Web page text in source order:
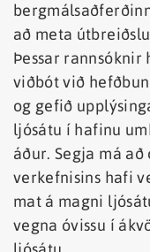
að meta
Þessar
viðbót við
og gefið
ljósátu í hafinu
áður. Segja má
verkefnisins hafi
mat á magni
vegna óvissu í